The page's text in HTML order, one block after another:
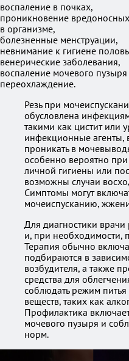
воспаление в почках,
проникновение
в организме,
болезненные менструации,
невнимание к гигиене
венерические заболевания,
воспаление мочевого пузыря
переохлаждение.
Резь при
обусловлена
такими как цистит или
инфекционные агенты,
проникать в
особенно вероятно
личной гигиены или
возможны случаи
Симптомы могут
мочеиспусканию,
Для диагностики
и, при необходимости,
Терапия обычно
подбираются в
возбудителя, а также
средства для
соблюдать режим
веществ, таких как
Профилактика
мочевого пузыря и
норм.